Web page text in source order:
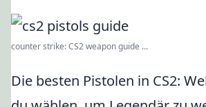
counter strike: CS2 weapon guide ...
Die besten Pistolen in CS2: